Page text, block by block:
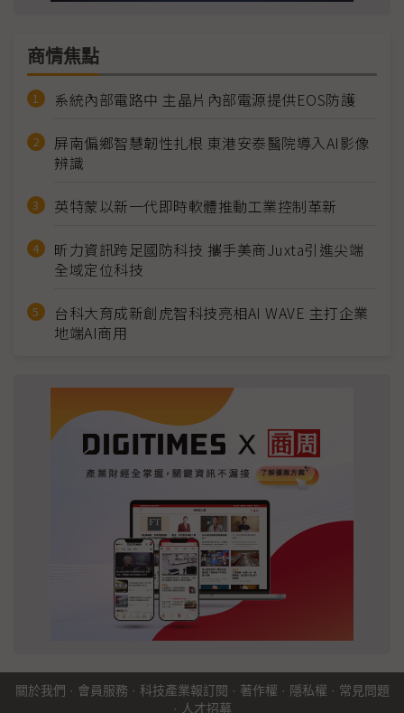
商情焦點
系統內部電路中 主晶片內部電源提供EOS防護
屏南偏鄉智慧韌性扎根 東港安泰醫院導入AI影像
辨識
英特蒙以新一代即時軟體推動工業控制革新
昕力資訊跨足國防科技 攜手美商Juxta引進尖端
全域定位科技
台科大育成新創虎智科技亮相AI WAVE 主打企業
地端AI商用
關於我們 · 會員服務 · 科技產業報訂閱 · 著作權 · 隱私權 · 常見問題
· 人才招募